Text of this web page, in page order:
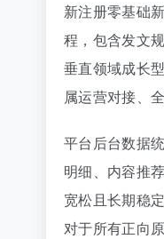
新注册零基础
程，包含发文
垂直领域成长
属运营对接、
平台后台数据
明细、内容推
宽松且长期稳
对于所有正向